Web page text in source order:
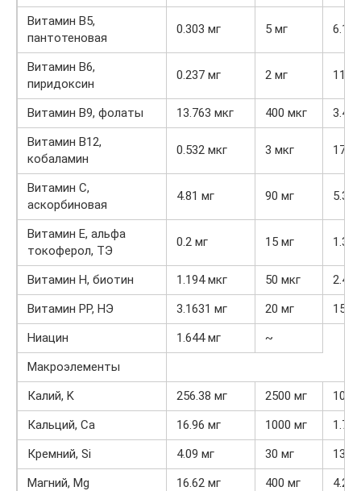
Витамин В5,
пантотеновая
0.303 мг 5 мг 6.1%
Витамин В6,
пиридоксин
0.237 мг 2 мг
Витамин В9, фолаты 13.763 мкг 400 мкг
3.4%
Витамин В12,
кобаламин
0.532 мкг 3 мкг
Витамин C,
аскорбиновая
4.81 мг 90 мг 5.3%
Витамин Е, альфа
токоферол, ТЭ
0.2 мг 15 мг 1.3%
Витамин Н, биотин 1.194 мкг 50 мкг
2.4%
Витамин РР, НЭ
3.1631 мг 20 мг
Ниацин
1.644 мг
~
Макроэлементы
Калий, K
256.38 мг 2500 мг
Кальций, Ca
16.96 мг 1000 мг
1.7%
Кремний, Si
4.09 мг 30 мг
Магний, Mg
16.62 мг 400 мг
4.2%